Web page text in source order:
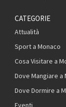
CATEGORIE
Attualità
Sport a Monaco
Cosa Visitare a
Dove Mangiare a
Dove Dormire a
Eventi